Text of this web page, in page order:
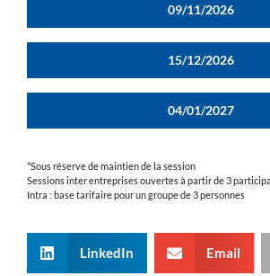
09/11/2026
15/12/2026
04/01/2027
*Sous réserve de maintien de la session
Sessions inter entreprises ouvertes à partir de 3
Intra : base tarifaire pour un groupe de 3 personnes
LinkedIn Email